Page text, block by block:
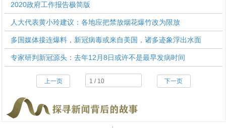
2020政府工作报告极简版
人大代表黄小玲建议：各地应把禁放烟花爆竹改为限放
多国媒体接连爆料，新冠病毒或来自美国，诸多迹象浮出水面
专家研判新冠源头：去年12月8日或许不是最早发病时间
上一页 下一页